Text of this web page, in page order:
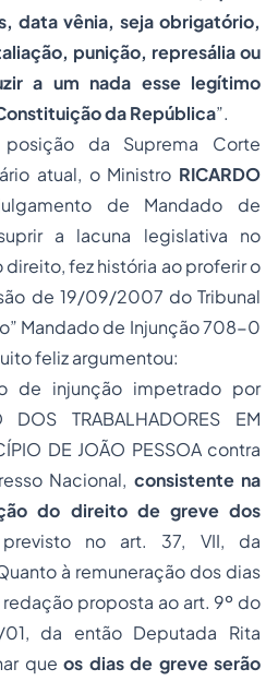
data vênia, seja obrigatório,
punição, represália ou
a um nada esse legítimo
da República”.
da Suprema Corte
atual, o Ministro RICARDO
de Mandado de
a lacuna legislativa no
fez história ao proferir o
de 19/09/2007 do Tribunal
Mandado de Injunção 708-0
feliz argumentou:
de injunção impetrado por
DOS TRABALHADORES EM
DE JOÃO PESSOA contra
Nacional, consistente na
do direito de greve dos
no art. 37, VII, da
à remuneração dos dias
proposta ao art. 9º do
da então Deputada Rita
que os dias de greve serão